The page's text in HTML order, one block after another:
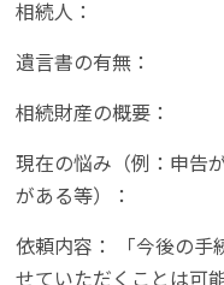
相続人：
遺言書の有無：
相続財産の概要：
現在の悩み（例：申告
がある等）：
依頼内容： 「今後の手
せていただくことは可